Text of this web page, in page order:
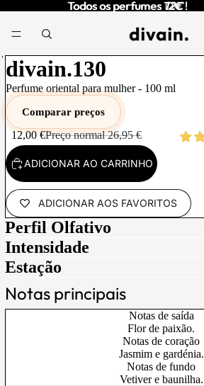
Todos os perfumes12€!
Todos os perfumes 12€ !
VÍDEO
divain.130
Perfume oriental para mulher - 100 ml
Comparar preços
12,00 €Preço normal26,95 €
ADICIONAR AO CARRINHO
ADICIONAR AOS FAVORITOS
Perfil Olfativo
Intensidade
Estação
Notas principais
Notas de saída
Flor de paixão.
Notas de coração
Jasmim e gardénia.
Notas de fundo
Vetiver e baunilha.